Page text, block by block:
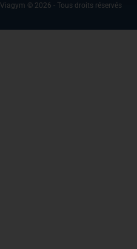
Viagym © 2026 - Tous droits réservés